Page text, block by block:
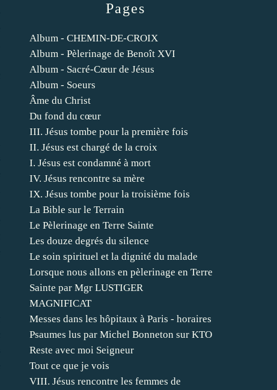
Pages
Album - CHEMIN-DE-CROIX
Album - Pèlerinage de Benoît XVI
Album - Sacré-Cœur de Jésus
Album - Soeurs
Âme du Christ
Du fond du cœur
III. Jésus tombe pour la première fois
II. Jésus est chargé de la croix
I. Jésus est condamné à mort
IV. Jésus rencontre sa mère
IX. Jésus tombe pour la troisième fois
La Bible sur le Terrain
Le Pèlerinage en Terre Sainte
Les douze degrés du silence
Le soin spirituel et la dignité du malade
Lorsque nous allons en pèlerinage en Terre
Sainte par Mgr LUSTIGER
MAGNIFICAT
Messes dans les hôpitaux à Paris - horaires
Psaumes lus par Michel Bonneton sur KTO
Reste avec moi Seigneur
Tout ce que je vois
VIII. Jésus rencontre les femmes de